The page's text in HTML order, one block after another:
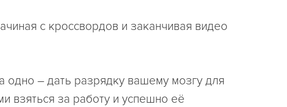
с кроссвордов и заканчивая видео
одно – дать разрядку вашему мозгу для
взяться за работу и успешно её